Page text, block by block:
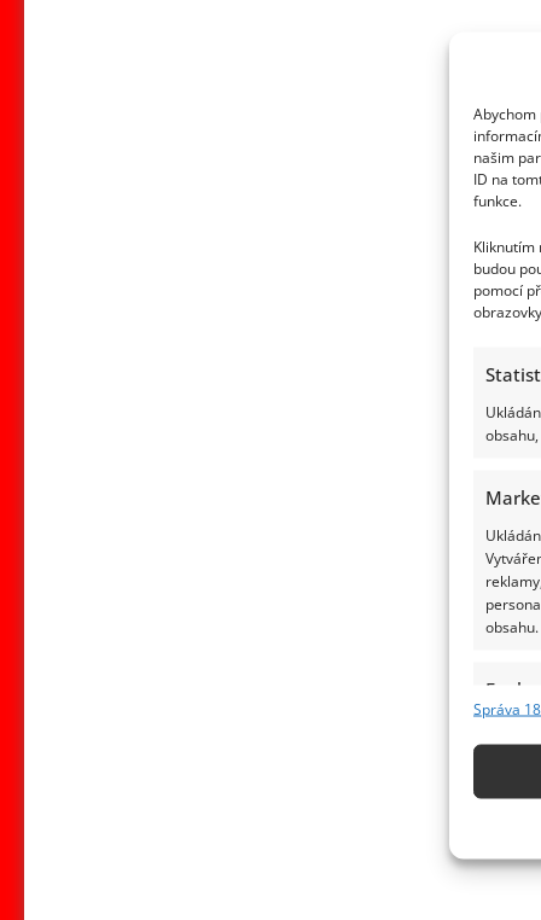
Abychom
našim
ID na
funkce.
Kliknutím
budou
pomocí
obsahu.
Funkce
Správa